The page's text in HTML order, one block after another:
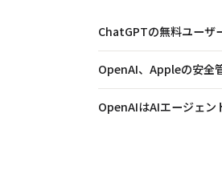
ChatGPTの無料ユーザ
OpenAI、Appleの安全
OpenAIはAIエージェン